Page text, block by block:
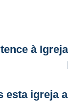
à
esta igreja